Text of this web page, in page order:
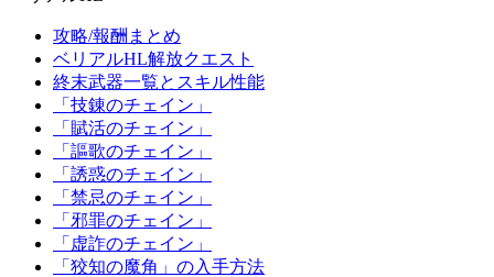
攻略/報酬まとめ
ベリアルHL解放クエスト
終末武器一覧とスキル性能
「技錬のチェイン」
「賦活のチェイン」
「謳歌のチェイン」
「誘惑のチェイン」
「禁忌のチェイン」
「邪罪のチェイン」
「虚詐のチェイン」
「狡知の魔角」の入手方法